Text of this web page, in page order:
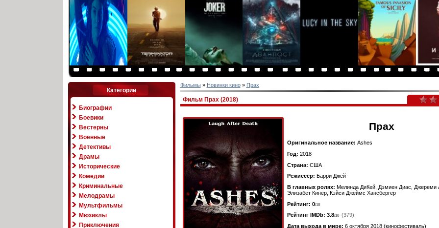
Категории
Биографии
Боевики
Вестерны
Военные
Детективы
Драмы
Исторические
Комедии
Криминальные
Мелодрамы
Мультфильмы
Мюзиклы
Приключения
Фильмы» Новинки кино» Прах
Фильм Прах (2018)
Прах
Оригинальное название: Ashes
Год: 2018
Страна: США
Режиссёр: Барри Джей
В главных ролях: Мелинда ДиКей, Дэмиен Диас, Джереми
Элизабет Кинер, Кэйси Джеймс Хансбергер
Рейтинг: 0/10
Рейтинг IMDb: 3.8/10
(379)
Дата выхода в мире: 6 октября 2018 (кинофестиваль)